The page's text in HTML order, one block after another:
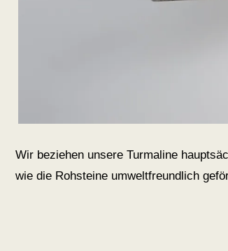
Wir beziehen unsere Turmaline
wie die Rohsteine umweltfreundlich